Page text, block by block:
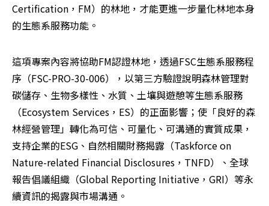
Certification，FM）的林地，才能更進一步量化林地本身
的生態系服務功能。
這項專案內容將協助FM認證林地，透過FSC生態系服務程
序（FSC-PRO-30-006），以第三方驗證說明森林管理對
碳儲存、生物多樣性、水質、土壤與遊憩等生態系服務
（Ecosystem Services，ES）的正面影響；使「良好的森
林經營管理」轉化為可信、可量化、可溝通的實質成果，
支持企業的ESG、自然相關財務揭露（Taskforce on
Nature-related Financial Disclosures，TNFD）、全球
報告倡議組織（Global Reporting Initiative，GRI）等永
續資訊的揭露與市場溝通。